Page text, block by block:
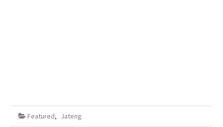
Featured, Jateng